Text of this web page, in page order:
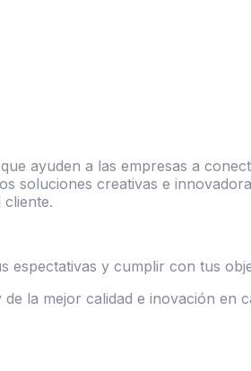
ayuden a las empresas a
soluciones creativas e
espectativas y cumplir con tus
la mejor calidad e inovación en